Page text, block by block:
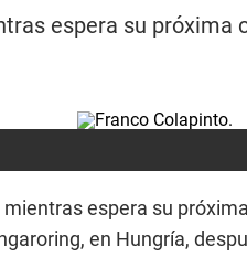
espera su
espera su
en Hungría,